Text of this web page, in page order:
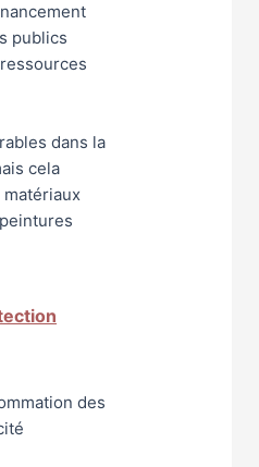
publics
dans la
cela
des